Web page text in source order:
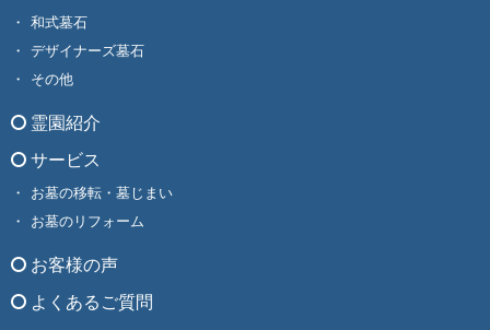
和式墓石
デザイナーズ墓石
その他
霊園紹介
サービス
お墓の移転・墓じまい
お墓のリフォーム
お客様の声
よくあるご質問